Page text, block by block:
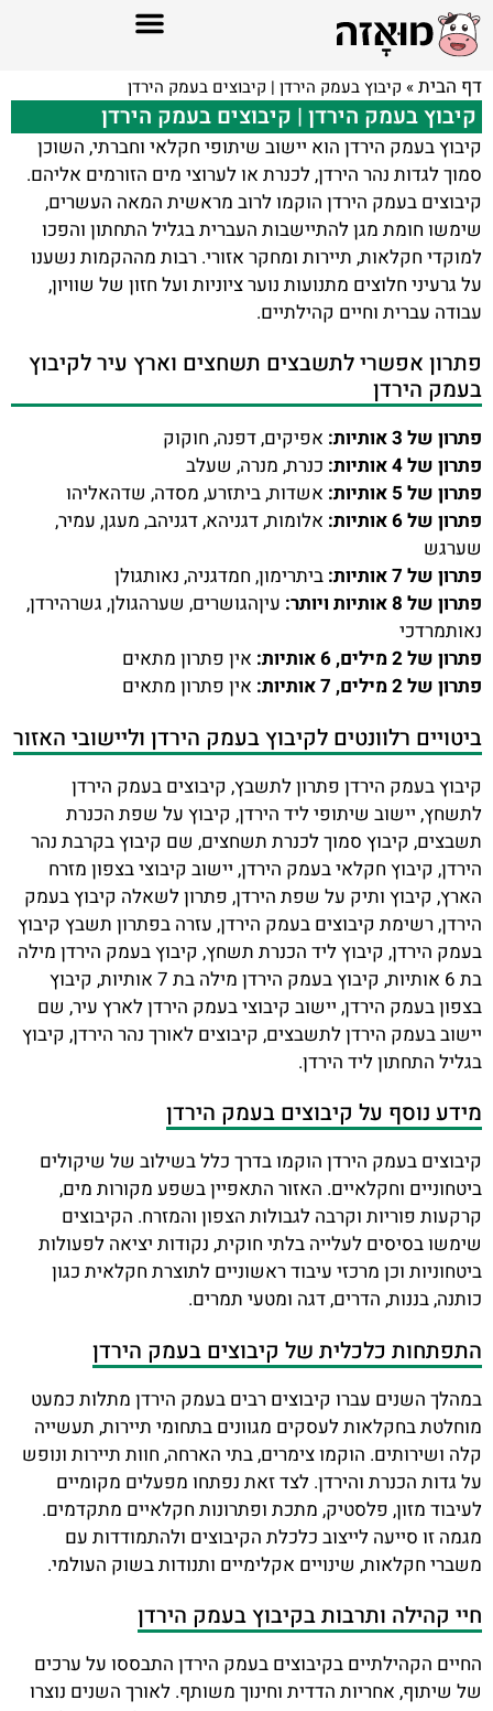
דף הבית» קיבוץ בעמק הירדן | קיבוצים בעמק הירדן
קיבוץ בעמק הירדן | קיבוצים בעמק הירדן
קיבוץ בעמק הירדן הוא יישוב שיתופי חקלאי וחברתי, השוכן
סמוך לגדות נהר הירדן, לכנרת או לערוצי מים הזורמים אליהם.
קיבוצים בעמק הירדן הוקמו לרוב מראשית המאה העשרים,
שימשו חומת מגן להתיישבות העברית בגליל התחתון והפכו
למוקדי חקלאות, תיירות ומחקר אזורי. רבות מההקמות נשענו
על גרעיני חלוצים מתנועות נוער ציוניות ועל חזון של שוויון,
עבודה עברית וחיים קהילתיים.
פתרון אפשרי לתשבצים תשחצים וארץ עיר לקיבוץ
בעמק הירדן
פתרון של 3 אותיות:
אפיקים, דפנה, חוקוק
פתרון של 4 אותיות:
כנרת, מנרה, שעלב
פתרון של 5 אותיות:
אשדות, ביתזרע, מסדה, שדהאליהו
פתרון של 6 אותיות:
אלומות, דגניהא, דגניהב, מעגן, עמיר,
שערגש
פתרון של 7 אותיות:
ביתרימון, חמדגניה, נאותגולן
פתרון של 8 אותיות ויותר:
עיןהגושרים, שערהגולן, גשרהירדן,
נאותמרדכי
פתרון של 2 מילים, 6 אותיות:
אין פתרון מתאים
פתרון של 2 מילים, 7 אותיות:
אין פתרון מתאים
ביטויים רלוונטים לקיבוץ בעמק הירדן וליישובי האזור
קיבוץ בעמק הירדן פתרון לתשבץ, קיבוצים בעמק הירדן
לתשחץ, יישוב שיתופי ליד הירדן, קיבוץ על שפת הכנרת
תשבצים, קיבוץ סמוך לכנרת תשחצים, שם קיבוץ בקרבת נהר
הירדן, קיבוץ חקלאי בעמק הירדן, יישוב קיבוצי בצפון מזרח
הארץ, קיבוץ ותיק על שפת הירדן, פתרון לשאלה קיבוץ בעמק
הירדן, רשימת קיבוצים בעמק הירדן, עזרה בפתרון תשבץ קיבוץ
בעמק הירדן, קיבוץ ליד הכנרת תשחץ, קיבוץ בעמק הירדן מילה
בת 6 אותיות, קיבוץ בעמק הירדן מילה בת 7 אותיות, קיבוץ
בצפון בעמק הירדן, יישוב קיבוצי בעמק הירדן לארץ עיר, שם
יישוב בעמק הירדן לתשבצים, קיבוצים לאורך נהר הירדן, קיבוץ
בגליל התחתון ליד הירדן.
מידע נוסף על קיבוצים בעמק הירדן
קיבוצים בעמק הירדן הוקמו בדרך כלל בשילוב של שיקולים
ביטחוניים וחקלאיים. האזור התאפיין בשפע מקורות מים,
קרקעות פוריות וקרבה לגבולות הצפון והמזרח. הקיבוצים
שימשו בסיסים לעלייה בלתי חוקית, נקודות יציאה לפעולות
ביטחוניות וכן מרכזי עיבוד ראשוניים לתוצרת חקלאית כגון
כותנה, בננות, הדרים, דגה ומטעי תמרים.
התפתחות כלכלית של קיבוצים בעמק הירדן
במהלך השנים עברו קיבוצים רבים בעמק הירדן מתלות כמעט
מוחלטת בחקלאות לעסקים מגוונים בתחומי תיירות, תעשייה
קלה ושירותים. הוקמו צימרים, בתי הארחה, חוות תיירות ונופש
על גדות הכנרת והירדן. לצד זאת נפתחו מפעלים מקומיים
לעיבוד מזון, פלסטיק, מתכת ופתרונות חקלאיים מתקדמים.
מגמה זו סייעה לייצוב כלכלת הקיבוצים ולהתמודדות עם
משברי חקלאות, שינויים אקלימיים ותנודות בשוק העולמי.
חיי קהילה ותרבות בקיבוץ בעמק הירדן
החיים הקהילתיים בקיבוצים בעמק הירדן התבססו על ערכים
של שיתוף, אחריות הדדית וחינוך משותף. לאורך השנים נוצרו